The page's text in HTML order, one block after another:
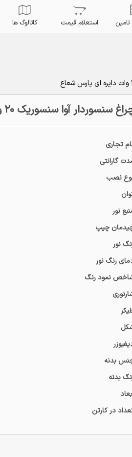
استعلام قیمت کاتالوگ ها
سنسوردار آوا سنسوریک ۲۰ وات دایره ای پارس شعاع
تجاری
گارانتی
نصب
نور
چیپ
نور
رنگ نور
نمود رنگ
بدنه
بدنه
در کارتن